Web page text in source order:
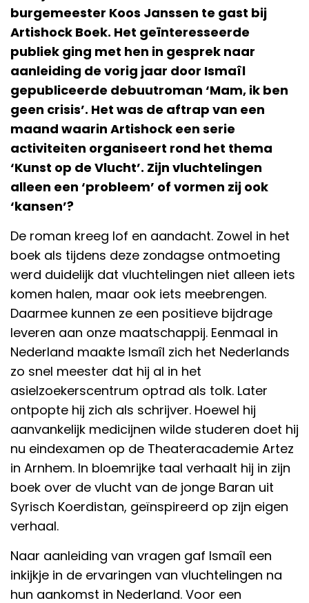
burgemeester Koos Janssen te gast bij
Artishock Boek. Het geïnteresseerde
publiek ging met hen in gesprek naar
aanleiding de vorig jaar door Ismaîl
gepubliceerde debuutroman ‘Mam, ik ben
geen crisis’. Het was de aftrap van een
maand waarin Artishock een serie
activiteiten organiseert rond het thema
‘Kunst op de Vlucht’. Zijn vluchtelingen
alleen een ‘probleem’ of vormen zij ook
‘kansen’?
De roman kreeg lof en aandacht. Zowel in het
boek als tijdens deze zondagse ontmoeting
werd duidelijk dat vluchtelingen niet alleen iets
komen halen, maar ook iets meebrengen.
Daarmee kunnen ze een positieve bijdrage
leveren aan onze maatschappij. Eenmaal in
Nederland maakte Ismaîl zich het Nederlands
zo snel meester dat hij al in het
asielzoekerscentrum optrad als tolk. Later
ontpopte hij zich als schrijver. Hoewel hij
aanvankelijk medicijnen wilde studeren doet hij
nu eindexamen op de Theateracademie Artez
in Arnhem. In bloemrijke taal verhaalt hij in zijn
boek over de vlucht van de jonge Baran uit
Syrisch Koerdistan, geïnspireerd op zijn eigen
verhaal.
Naar aanleiding van vragen gaf Ismaîl een
inkijkje in de ervaringen van vluchtelingen na
hun aankomst in Nederland. Voor een